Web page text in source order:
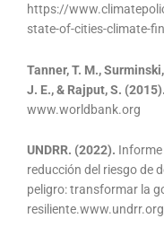
https://
state-of-cities-climate-
Tanner, T. M.,
J. E., & Rajput, S. (2015).
www.worldbank.org
UNDRR. (2022). Informe
reducción del riesgo de
peligro: transformar la